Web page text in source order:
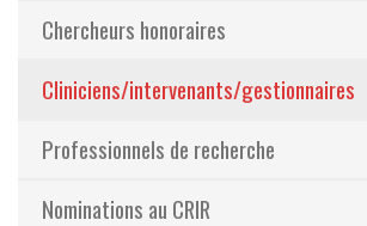
Éthique
Chercheurs honoraires
Cliniciens/intervenants/gestionnaires
Professionnels de recherche
Nominations au CRIR